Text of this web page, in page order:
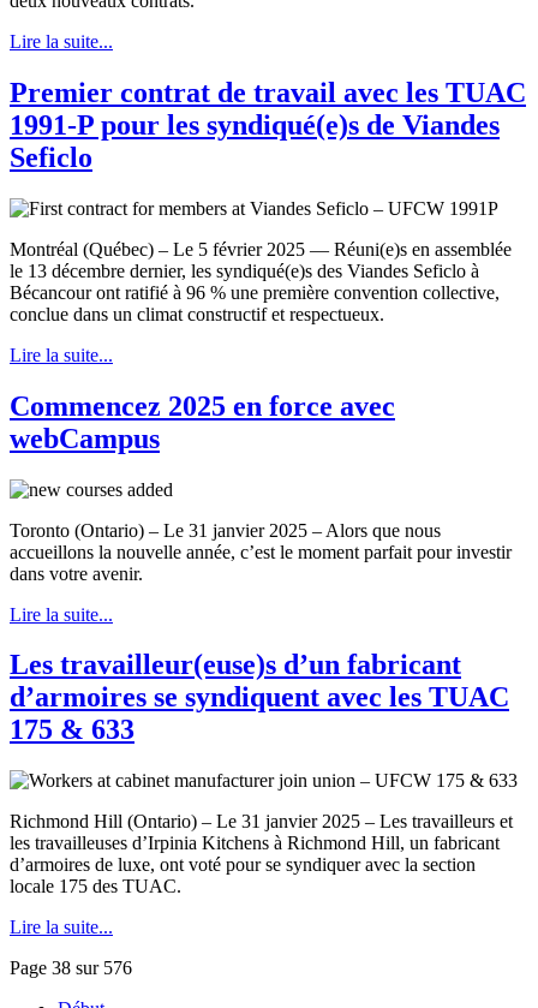
Lire la suite...
Premier contrat de travail avec les TUAC
1991-P pour les syndiqué(e)s de Viandes
Seficlo
Montréal (Québec) – Le 5 février 2025 — Réuni(e)s en assemblée
le 13 décembre dernier, les syndiqué(e)s des Viandes Seficlo à
Bécancour ont ratifié à 96 % une première convention collective,
conclue dans un climat constructif et respectueux.
Lire la suite...
Commencez 2025 en force avec
webCampus
Toronto (Ontario) – Le 31 janvier 2025 – Alors que nous
accueillons la nouvelle année, c’est le moment parfait pour investir
dans votre avenir.
Lire la suite...
Les travailleur(euse)s d’un fabricant
d’armoires se syndiquent avec les TUAC
175 & 633
Richmond Hill (Ontario) – Le 31 janvier 2025 – Les travailleurs et
les travailleuses d’Irpinia Kitchens à Richmond Hill, un fabricant
d’armoires de luxe, ont voté pour se syndiquer avec la section
locale 175 des TUAC.
Lire la suite...
Page 38 sur 576